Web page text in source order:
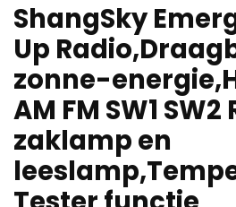
ShangSky
Up
zonne-
AM FM SW1
zaklamp en